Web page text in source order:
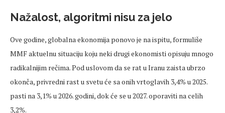
Nažalost, algoritmi nisu za jelo
Ove godine, globalna ekonomija ponovo je na ispitu, formuliše
MMF aktuelnu situaciju koju neki drugi ekonomisti opisuju mnogo
radikalnijim rečima. Pod uslovom da se rat u Iranu zaista ubrzo
okonča, privredni rast u svetu će sa onih vrtoglavih 3,4% u 2025.
pasti na 3,1% u 2026. godini, dok će se u 2027. oporaviti na celih
3,2%.